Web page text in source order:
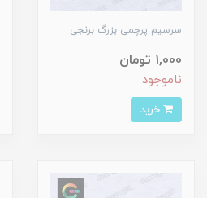
سرسیم پرچمی بزرگ برنجی
1,000 تومان
ناموجود